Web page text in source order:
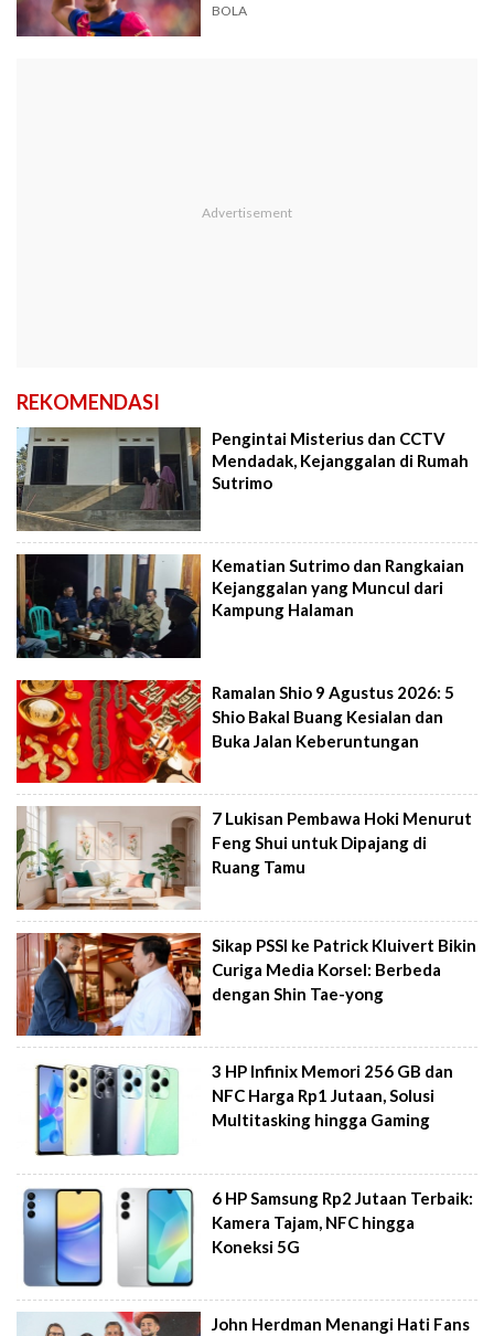
BOLA
REKOMENDASI
Pengintai Misterius dan CCTV
Mendadak, Kejanggalan di Rumah
Sutrimo
Kematian Sutrimo dan Rangkaian
Kejanggalan yang Muncul dari
Kampung Halaman
Ramalan Shio 9 Agustus 2026: 5
Shio Bakal Buang Kesialan dan
Buka Jalan Keberuntungan
7 Lukisan Pembawa Hoki Menurut
Feng Shui untuk Dipajang di
Ruang Tamu
Sikap PSSI ke Patrick Kluivert Bikin
Curiga Media Korsel: Berbeda
dengan Shin Tae-yong
3 HP Infinix Memori 256 GB dan
NFC Harga Rp1 Jutaan, Solusi
Multitasking hingga Gaming
6 HP Samsung Rp2 Jutaan Terbaik:
Kamera Tajam, NFC hingga
Koneksi 5G
John Herdman Menangi Hati Fans